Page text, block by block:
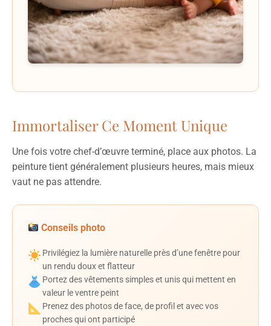
Immortaliser Ce Moment Unique
Une fois votre chef-d’œuvre terminé, place aux photos. La
peinture tient généralement plusieurs heures, mais mieux
vaut ne pas attendre.
Conseils photo
Privilégiez la lumière naturelle près d’une fenêtre pour
un rendu doux et flatteur
Portez des vêtements simples et unis qui mettent en
valeur le ventre peint
Prenez des photos de face, de profil et avec vos
proches qui ont participé